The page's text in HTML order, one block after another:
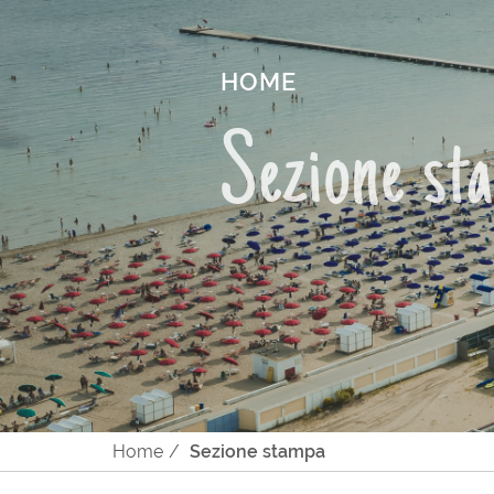
HOME
Sezione
Home Sezione stampa